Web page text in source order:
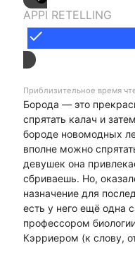
APPI RETELLING
done
Приблизительное время
Борода — это
спрятать калач и
бороде новомодных
вполне можно
девушек она
сбриваешь. Но,
назначение для
есть у него ещё одна
профессором
Кэрриером (к слову,